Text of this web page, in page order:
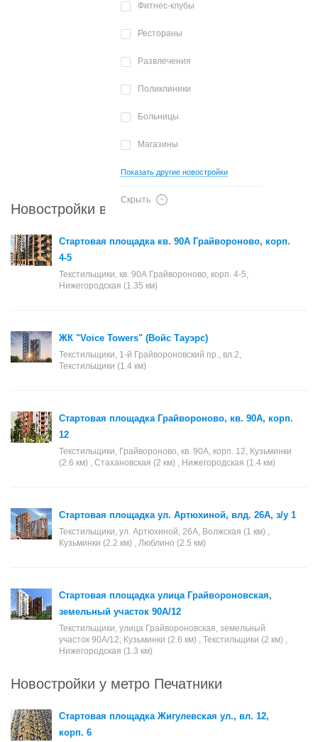
Фитнес-клубы
Рестораны
Развлечения
Поликлиники
Больницы
Магазины
Показать другие новостройки
Скрыть
Новостройки в районе Текстильщики
Стартовая площадка кв. 90А Грайвороново, корп.
4-5
Текстильщики, кв. 90А Грайвороново, корп. 4-5,
Нижегородская (1.35 км)
ЖК "Voice Towers" (Войс Тауэрс)
Текстильщики, 1-й Грайвороновский пр., вл.2,
Текстильщики (1.4 км)
Стартовая площадка Грайвороново, кв. 90А, корп.
12
Текстильщики, Грайвороново, кв. 90А, корп. 12, Кузьминки
(2.6 км) , Стахановская (2 км) , Нижегородская (1.4 км)
Стартовая площадка ул. Артюхиной, влд. 26А, з/у 1
Текстильщики, ул. Артюхиной, 26А, Волжская (1 км) ,
Кузьминки (2.2 км) , Люблино (2.5 км)
Стартовая площадка улица Грайвороновская,
земельный участок 90А/12
Текстильщики, улица Грайвороновская, земельный
участок 90А/12, Кузьминки (2.6 км) , Текстильщики (2 км) ,
Нижегородская (1.3 км)
Новостройки у метро Печатники
Стартовая площадка Жигулевская ул., вл. 12,
корп. 6